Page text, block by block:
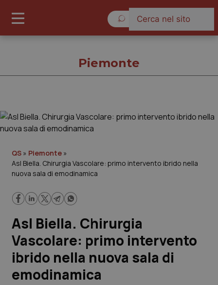
Governo e Parlamento
Regioni e Asl
Lavoro e Professioni
Scienza e Farmaci
Studi e Analisi
Piemonte
QS » Piemonte »
Asl Biella. Chirurgia Vascolare: primo intervento ibrido nella
nuova sala di emodinamica
Asl Biella. Chirurgia
Vascolare: primo intervento
ibrido nella nuova sala di
emodinamica